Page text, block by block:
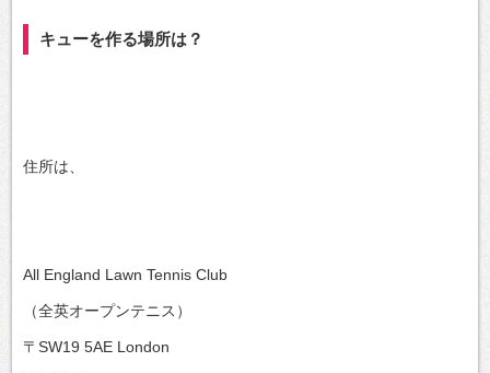
キューを作る場所は？
住所は、
All England Lawn Tennis Club
（全英オープンテニス）
〒SW19 5AE London